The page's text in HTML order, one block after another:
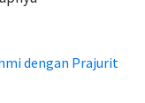
dengan Prajurit